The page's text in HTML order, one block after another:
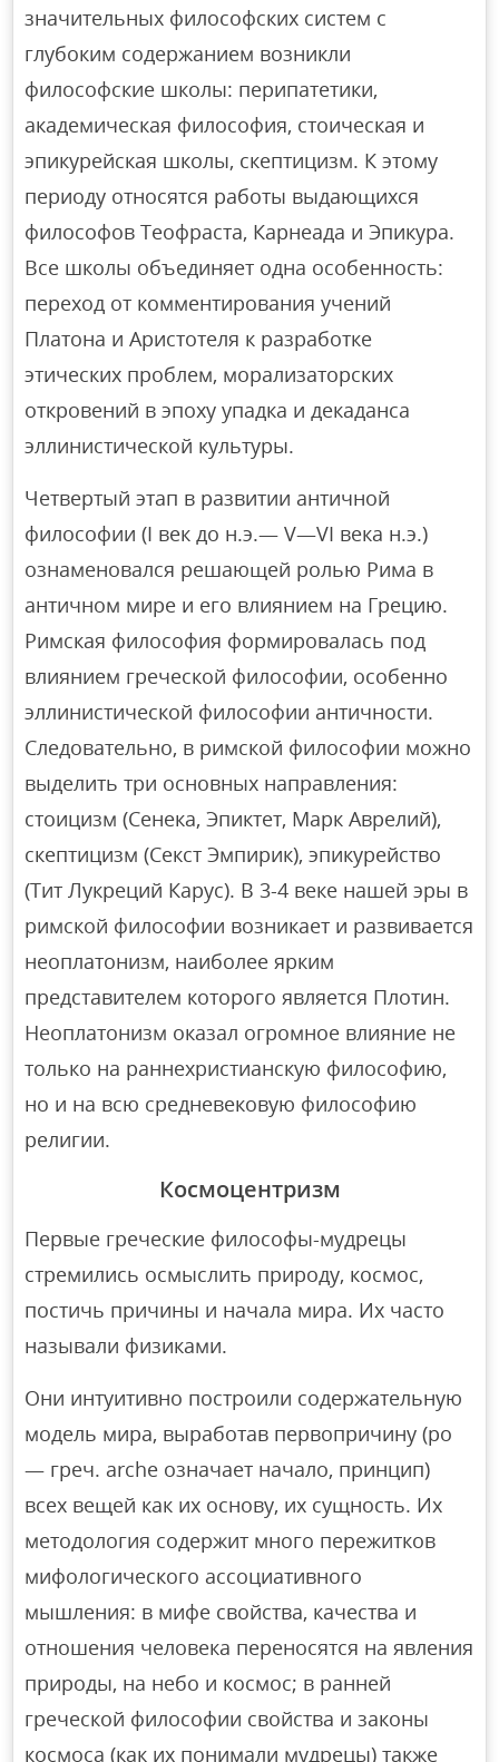
значительных философских систем с
глубоким содержанием возникли
философские школы: перипатетики,
академическая философия, стоическая и
эпикурейская школы, скептицизм. К этому
периоду относятся работы выдающихся
философов Теофраста, Карнеада и Эпикура.
Все школы объединяет одна особенность:
переход от комментирования учений
Платона и Аристотеля к разработке
этических проблем, морализаторских
откровений в эпоху упадка и декаданса
эллинистической культуры.
Четвертый этап в развитии античной
философии (I век до н.э.— V—VI века н.э.)
ознаменовался решающей ролью Рима в
античном мире и его влиянием на Грецию.
Римская философия формировалась под
влиянием греческой философии, особенно
эллинистической философии античности.
Следовательно, в римской философии можно
выделить три основных направления:
стоицизм (Сенека, Эпиктет, Марк Аврелий),
скептицизм (Секст Эмпирик), эпикурейство
(Тит Лукреций Карус). В 3-4 веке нашей эры в
римской философии возникает и развивается
неоплатонизм, наиболее ярким
представителем которого является Плотин.
Неоплатонизм оказал огромное влияние не
только на раннехристианскую философию,
но и на всю средневековую философию
религии.
Космоцентризм
Первые греческие философы-мудрецы
стремились осмыслить природу, космос,
постичь причины и начала мира. Их часто
называли физиками.
Они интуитивно построили содержательную
модель мира, выработав первопричину (po
— греч. arche означает начало, принцип)
всех вещей как их основу, их сущность. Их
методология содержит много пережитков
мифологического ассоциативного
мышления: в мифе свойства, качества и
отношения человека переносятся на явления
природы, на небо и космос; в ранней
греческой философии свойства и законы
космоса (как их понимали мудрецы) также